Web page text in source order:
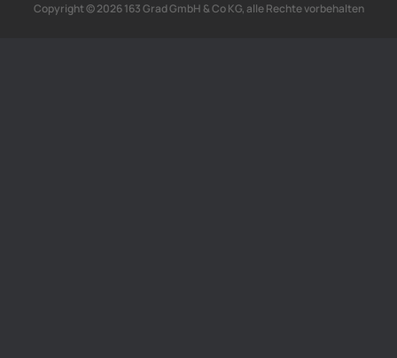
Copyright © 2026 163 Grad GmbH & Co KG, alle Rechte vorbehalten